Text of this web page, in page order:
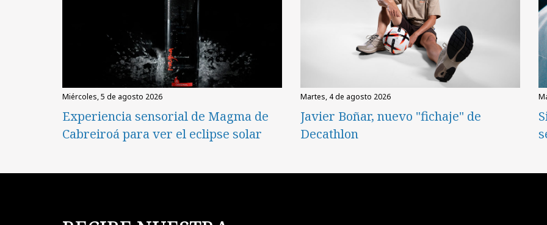
miércoles, 5 de agosto 2026
Experiencia sensorial de Magma de
Cabreiroá para ver el eclipse solar
martes, 4 de agosto 2026
Javier Boñar, nuevo "fichaje" de
Decathlon